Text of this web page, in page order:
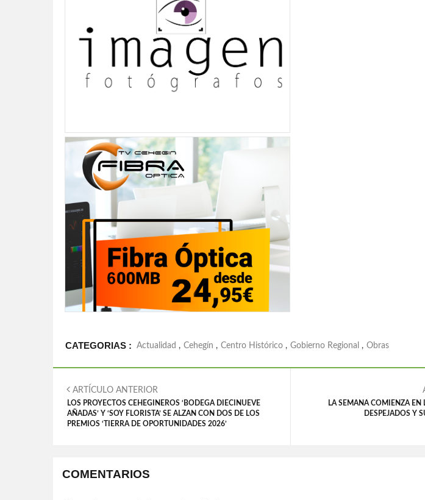
CATEGORIAS : Actualidad , Cehegín , Centro Histórico , Gobierno Regional , Obras
ARTÍCULO ANTERIOR
LOS PROYECTOS CEHEGINEROS ‘BODEGA DIECINUEVE
AÑADAS’ Y ‘SOY FLORISTA’ SE ALZAN CON DOS DE LOS
PREMIOS ‘TIERRA DE OPORTUNIDADES 2026’
LA SEMANA COMIENZA EN
DESPEJADOS Y
COMENTARIOS